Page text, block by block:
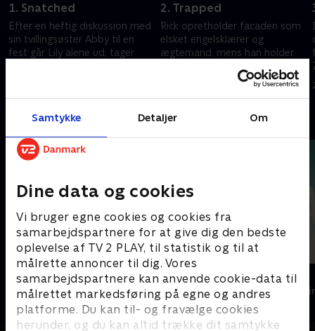
Samtykke Detaljer Om
Dine data og cookies
Vi bruger egne cookies og cookies fra
samarbejdspartnere for at give dig den bedste
oplevelse af TV 2 PLAY, til statistik og til at
målrette annoncer til dig. Vores
samarbejdspartnere kan anvende cookie-data til
målrettet markedsføring på egne og andres
platforme. Du kan til- og fravælge cookies
herunder, og du kan altid trække dit samtykke
1. Snatched
Efter en heftig diskussion med
sin tvillingsøster Abby til en
fest går Lily alene ud, tager
2. Trapped
Rick opretholder facaden som
elsket engelsklærer og
ægtemand, mens han holder
forskruede dukkehus.
26. februar 2026 • 51 min
Andre så også
Kommissær Rex
Krimi & Spænding • 1 sæsoner
The Au Pair
Krimi &